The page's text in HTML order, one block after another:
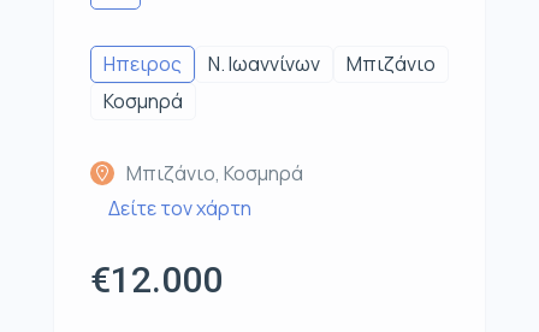
Ηπειρος Ν. Ιωαννίνων
Μπιζάνιο
Κοσμηρά
Μπιζάνιο, Κοσμηρά
Δείτε τον χάρτη
€12.000